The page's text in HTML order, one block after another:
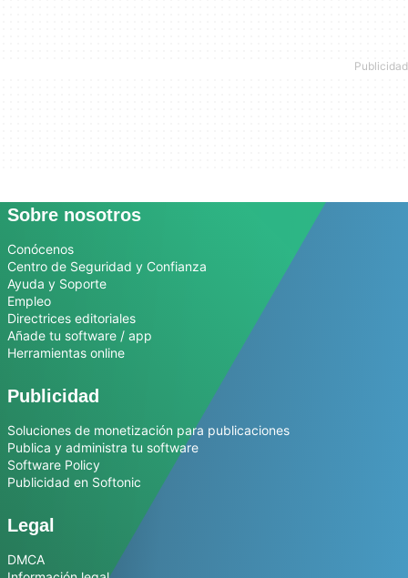
Sobre nosotros
Conócenos
Centro de Seguridad y Confianza
Ayuda y Soporte
Empleo
Directrices editoriales
Añade tu software / app
Herramientas online
Publicidad
Soluciones de monetización para publicaciones
Publica y administra tu software
Software Policy
Publicidad en Softonic
Legal
DMCA